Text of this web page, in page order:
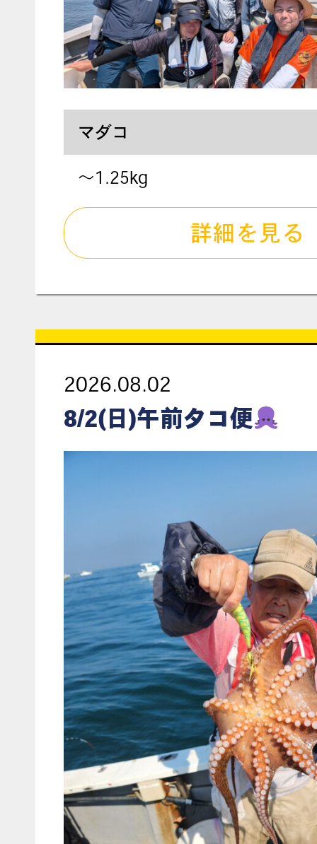
マダコ
〜1.25kg
詳細を見る
2026.08.02
8/2(日)午前タコ便